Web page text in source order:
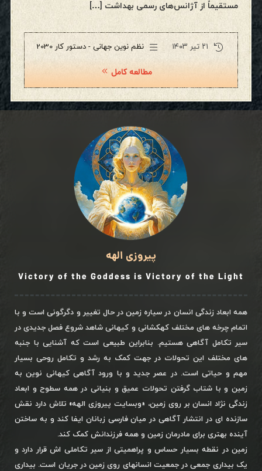
مستقیماً از آژانس‌های رسمی بهداشت […]
۲۱ تیر ۱۴۰۳ نظم نوین جهانی - دستور کار 2030
مطالعه کامل
پیروزی الهه
Victory of the Goddess is Victory of the Light
همه ابعاد زندگی انسان در سیاره زمین در حال تغییر و دگرگونی است و با
اتمام چرخه های مختلف کهکشانی و کیهانی شاهد شروع فصل جدیدی در
سیر تکامل آگاهی هستیم. بنابراین طبیعی است که آشنایی با جنبه
های مختلف این تحولات در جهت کمک به رشد و تکامل روحی بسیار
مهم و حیاتی است. در عصر جدید و با ورود آگاهی کیهانی نوین به
زمین و با شتاب گرفتن تحولات عمیق و بنیانی در همه سطوح و ابعاد
زندگی نژاد انسان بر روی زمین، «وبسایت پیروزی الهه» تلاش دارد نقش
سازنده ای در انتشار آگاهی در میان فارسی زبانان ایفا کند و به ساختن
آینده بهتری برای مادرمان زمین و همه فرزندانش کمک کند.
زمین در نقطه بسیار حساس و پراهمیتی از سیر تکاملی اش قرار دارد و
یک بیداری جمعی در جمعیت انسانهای روی زمین در جریان است. بیداری